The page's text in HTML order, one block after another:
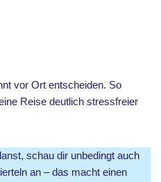
vor Ort entscheiden. So
Reise deutlich stressfreier
schau dir unbedingt auch
an – das macht einen